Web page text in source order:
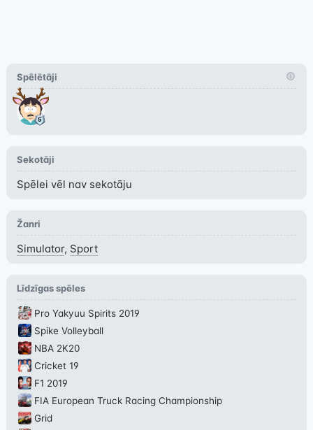
Spēlētāji
Sekotāji
Spēlei vēl nav sekotāju
Žanri
Simulator, Sport
Līdzīgas spēles
Pro Yakyuu Spirits 2019
Spike Volleyball
NBA 2K20
Cricket 19
F1 2019
FIA European Truck Racing Championship
Grid